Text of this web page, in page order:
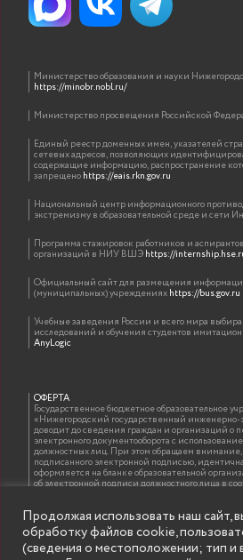
Министерство образования и науки
https://minobr.nobl.ru/
Министерство просвещения Российской
Единый реестр доменных имен, указателей
сетевых адресов, позволяющих
содержащие информацию, распространение
запрещеноhttps://eais.rkn.gov.ru
Национальный центр информационного
экстремизму в образовательной среде и сети
Программа стажировок работников и
организаций в НИУ ВШЭhttps://
Официальный сайт для размещения
(муниципальных) учрежденияхhttps://bus.gov.ru
Учебные заведения России и всего мира
исследований и обучения студентов
AnyLogic
ОФЕРТА
Государственное бюджетное образовательное
«Нижегородский государственный
доводит до сведения граждан и организаций о
электронного документооборота с
должностных лиц. При этом обращаем
подписанного электронной подписью,
оформляется на бланке образовательной
об электронной подписи должностного лица в
Продолжая использовать наш сайт,
обработку файлов cookie,
(сведения о местоположении; тип и